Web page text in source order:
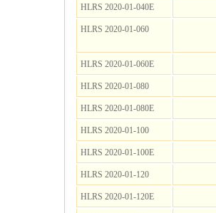
HLRS 2020-01-040E
HLRS 2020-01-060
HLRS 2020-01-060E
HLRS 2020-01-080
HLRS 2020-01-080E
HLRS 2020-01-100
HLRS 2020-01-100E
HLRS 2020-01-120
HLRS 2020-01-120E